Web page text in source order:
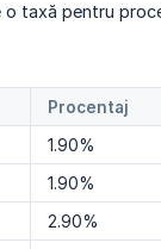
o taxă pentru
Procentaj
1.90%
1.90%
2.90%